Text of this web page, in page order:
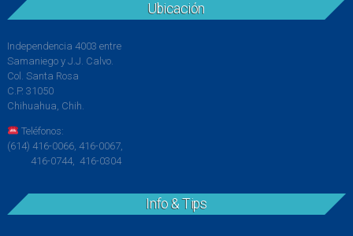
Ubicación
Independencia 4003 entre
Samaniego y J.J. Calvo.
Col. Santa Rosa
C.P. 31050
Chihuahua, Chih.
Teléfonos:
(614) 416-0066, 416-0067,
416-0744, 416-0304
Info & Tips